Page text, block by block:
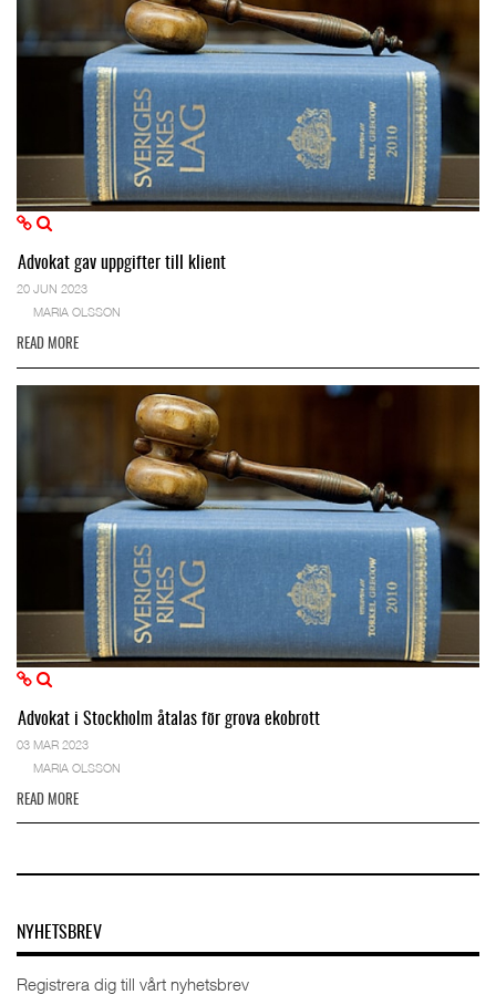
Advokat gav uppgifter till klient
20 JUN 2023
MARIA OLSSON
READ MORE
Advokat i Stockholm åtalas för grova ekobrott
03 MAR 2023
MARIA OLSSON
READ MORE
NYHETSBREV
Registrera dig till vårt nyhetsbrev